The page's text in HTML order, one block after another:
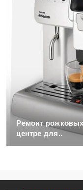
Ремонт
центре для..